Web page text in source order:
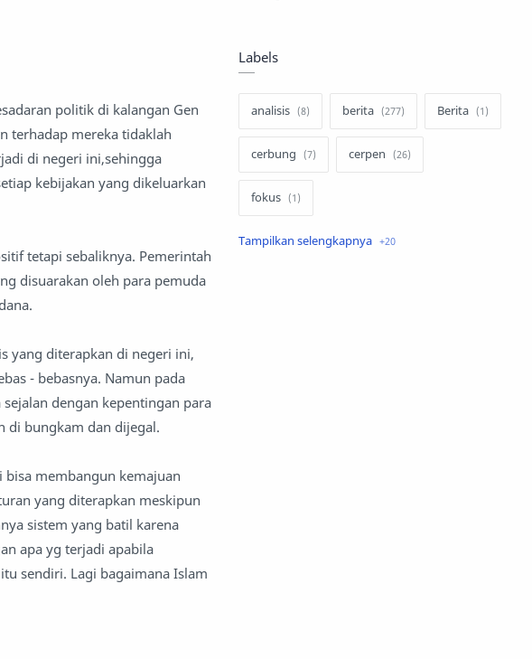
politik di kalangan Gen
terhadap mereka tidaklah
di negeri ini,sehingga
kebijakan yang dikeluarkan
tetapi sebaliknya. Pemerintah
disuarakan oleh para pemuda
yang diterapkan di negeri ini,
- bebasnya. Namun pada
dengan kepentingan para
di bungkam dan dijegal.
membangun kemajuan
yang diterapkan meskipun
sistem yang batil karena
apa yg terjadi apabila
sendiri. Lagi bagaimana Islam
Labels
analisis berita Berita
cerbung cerpen
fokus
hukum internasional